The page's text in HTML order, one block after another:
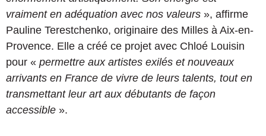
vraiment en adéquation avec nos valeurs », affirme
Pauline Terestchenko, originaire des Milles à Aix-en-
Provence. Elle a créé ce projet avec Chloé Louisin
pour « permettre aux artistes exilés et nouveaux
arrivants en France de vivre de leurs talents, tout en
transmettant leur art aux débutants de façon
accessible ».